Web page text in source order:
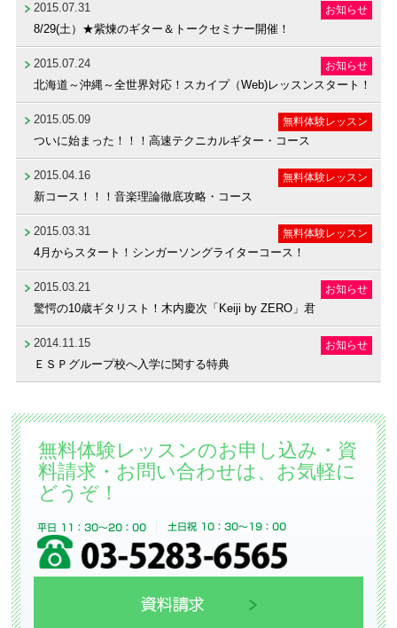
2015.07.31 お知らせ
8/29(土）★紫煉のギター＆トークセミナー開催！
2015.07.24 お知らせ
北海道～沖縄～全世界対応！スカイプ（Web)レッスンスタート！
2015.05.09 無料体験レッスン
ついに始まった！！！高速テクニカルギター・コース
2015.04.16 無料体験レッスン
新コース！！！音楽理論徹底攻略・コース
2015.03.31 無料体験レッスン
4月からスタート！シンガーソングライターコース！
2015.03.21 お知らせ
驚愕の10歳ギタリスト！木内慶次「Keiji by ZERO」君
2014.11.15 お知らせ
ＥＳＰグループ校へ入学に関する特典
無料体験レッスンのお申し込み・資
料請求・お問い合わせは、お気軽に
どうぞ！